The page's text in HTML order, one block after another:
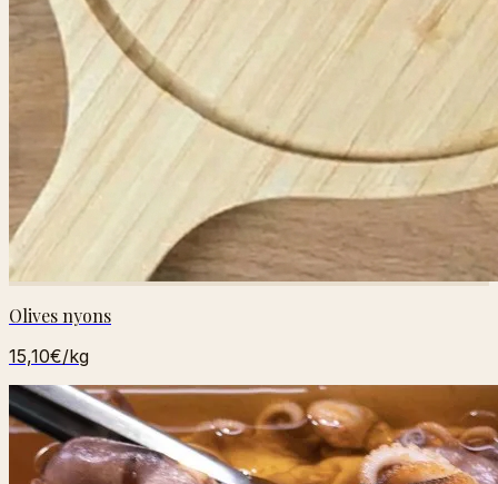
Olives nyons
15,10€/kg